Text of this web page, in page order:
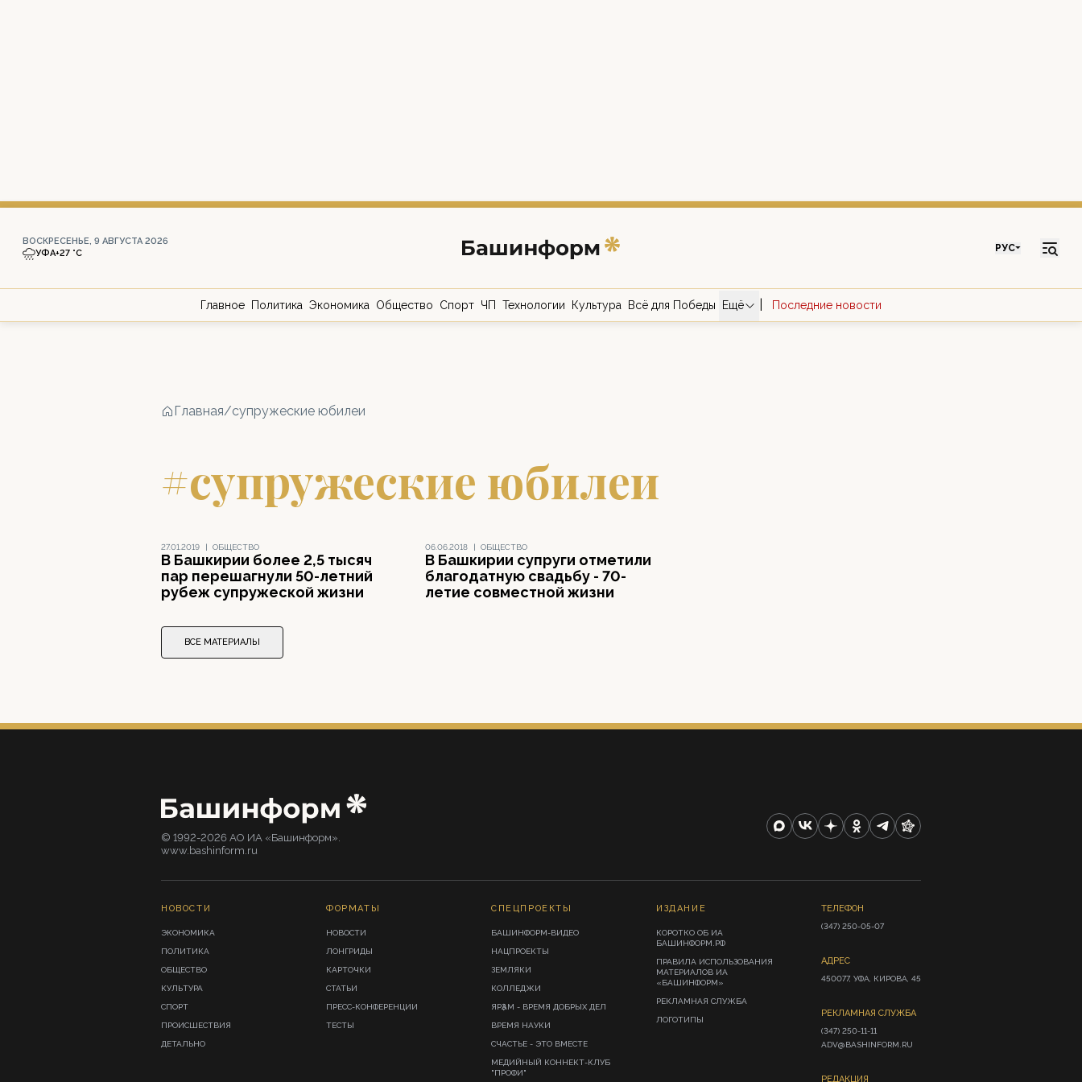
ВОСКРЕСЕНЬЕ, 9 АВГУСТА 2026
УФА+27 °С РУС
Главное Политика Экономика Общество Спорт ЧП Технологии Культура Всё для Победы Ещё Последние новости
Главная/супружеские юбилеи
#супружеские юбилеи
27.01.2019 | ОБЩЕСТВО
В Башкирии более 2,5 тысяч
пар перешагнули 50-летний
рубеж супружеской жизни
06.06.2018 | ОБЩЕСТВО
В Башкирии супруги отметили
благодатную свадьбу - 70-
летие совместной жизни
ВСЕ МАТЕРИАЛЫ
© 1992-2026 АО ИА «Башинформ».
www.bashinform.ru
НОВОСТИ
ЭКОНОМИКА
ПОЛИТИКА
ОБЩЕСТВО
КУЛЬТУРА
СПОРТ
ПРОИСШЕСТВИЯ
ДЕТАЛЬНО
ФОРМАТЫ
НОВОСТИ
ЛОНГРИДЫ
КАРТОЧКИ
СТАТЬИ
ПРЕСС-КОНФЕРЕНЦИИ
ТЕСТЫ
СПЕЦПРОЕКТЫ
БАШИНФОРМ-ВИДЕО
НАЦПРОЕКТЫ
ЗЕМЛЯКИ
КОЛЛЕДЖИ
ЯРҘАМ - ВРЕМЯ ДОБРЫХ ДЕЛ
ВРЕМЯ НАУКИ
СЧАСТЬЕ - ЭТО ВМЕСТЕ
МЕДИЙНЫЙ КОННЕКТ-КЛУБ
"ПРОФИ"
ИЗДАНИЕ
КОРОТКО ОБ ИА
БАШИНФОРМ.РФ
ПРАВИЛА ИСПОЛЬЗОВАНИЯ
МАТЕРИАЛОВ ИА
«БАШИНФОРМ»
РЕКЛАМНАЯ СЛУЖБА
ЛОГОТИПЫ
ТЕЛЕФОН
(347) 250-05-07
АДРЕС
450077, УФА, КИРОВА, 45
РЕКЛАМНАЯ СЛУЖБА
(347) 250-11-11
ADV@BASHINFORM.RU
РЕДАКЦИЯ